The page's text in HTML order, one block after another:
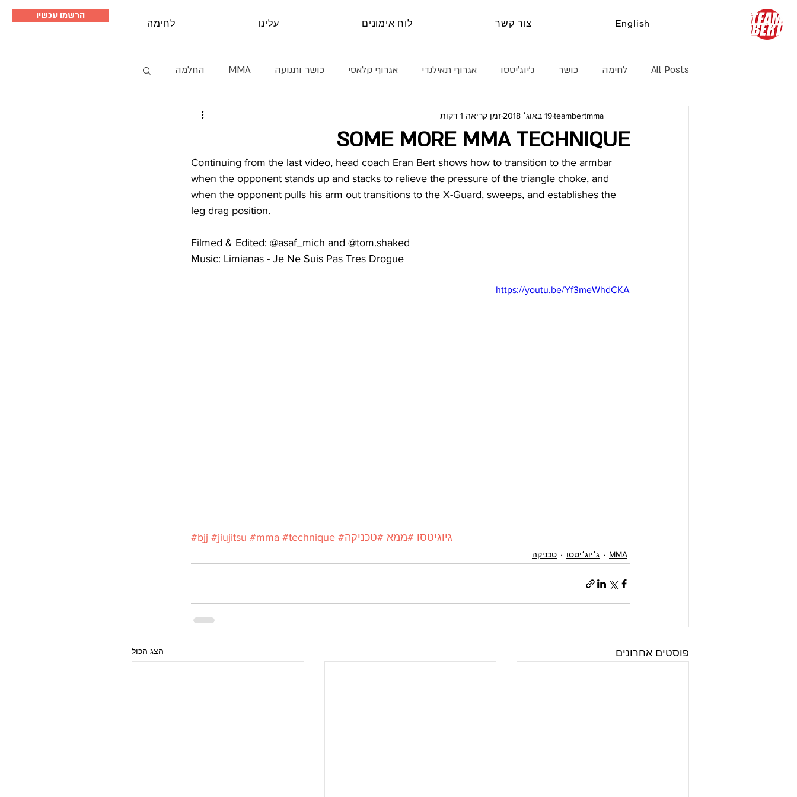
הרשמו עכשיו
לחימה עלינו לוח אימונים צור קשר English
All Posts לחימה כושר ג׳יוג׳יטסו אגרוף תאילנדי אגרוף קלאסי כושר ותנועה MMA החלמה
דרך חיים הגנה עצמית קראטה
SOME MORE MMA TECHNIQUE
teambertmma19 באוג׳ 2018 זמן קריאה 1 דקות
Continuing from the last video, head coach Eran Bert shows how to transition to the armbar
when the opponent stands up and stacks to relieve the pressure of the triangle choke, and
when the opponent pulls his arm out transitions to the X-Guard, sweeps, and establishes the
leg drag position.
Filmed & Edited: @asaf_mich and @tom.shaked
Music: Limianas - Je Ne Suis Pas Tres Drogue
https://youtu.be/Yf3meWhdCKA
#bjj #jiujitsu #mma #technique #גיוגיטסו #ממא #טכניקה
MMA ג׳יוג׳יטסו טכניקה
פוסטים אחרונים הצג הכול